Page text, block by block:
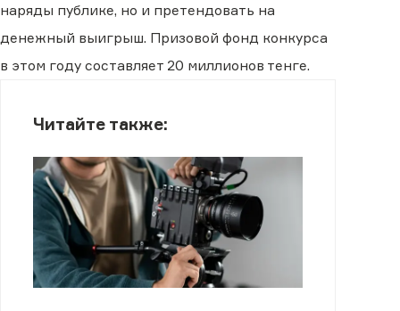
наряды публике, но и претендовать на
денежный выигрыш. Призовой фонд конкурса
в этом году составляет 20 миллионов тенге.
Читайте также: